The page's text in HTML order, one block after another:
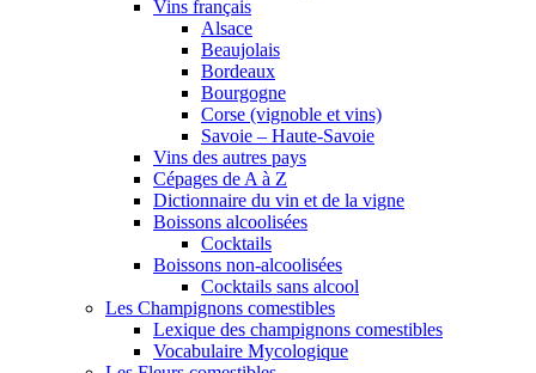
Vins français
Alsace
Beaujolais
Bordeaux
Bourgogne
Corse (vignoble et vins)
Savoie – Haute-Savoie
Vins des autres pays
Cépages de A à Z
Dictionnaire du vin et de la vigne
Boissons alcoolisées
Cocktails
Boissons non-alcoolisées
Cocktails sans alcool
Les Champignons comestibles
Lexique des champignons comestibles
Vocabulaire Mycologique